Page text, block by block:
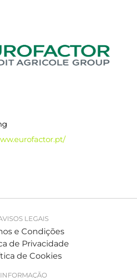
LEGAIS
e Condições
de Privacidade
de Cookies
INFORMAÇÃO